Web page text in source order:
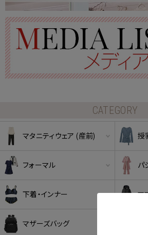
CATEGORY
マタニティウェア (産前) 授
フォーマル パ
下着・インナー マ
マザーズバッグ
クーポンコードをコピーしました。